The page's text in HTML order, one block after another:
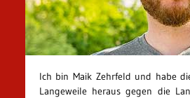
Ich bin Maik Zehrfeld und habe
Langeweile heraus gegen die